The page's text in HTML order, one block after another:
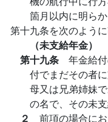
箇月以内に明ら
第十九条を次のように
（未支給年金）
第十九条 年金給
付でまだその者
母又は兄弟姉妹
の名で、その未
２ 前項の場合に